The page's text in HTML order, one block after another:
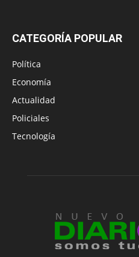
CATEGORÍA POPULAR
Política
Economía
Actualidad
Policiales
Tecnología